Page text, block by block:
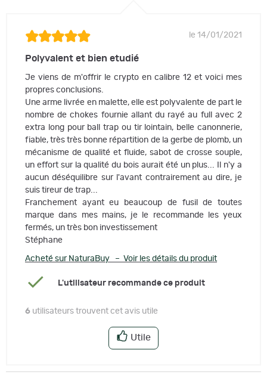
le 14/01/2021
Polyvalent et bien etudié
Je viens de m'offrir le crypto en calibre 12 et voici mes
propres conclusions.
Une arme livrée en malette, elle est polyvalente de part le
nombre de chokes fournie allant du rayé au full avec 2
extra long pour ball trap ou tir lointain, belle canonnerie,
fiable, très très bonne répartition de la gerbe de plomb, un
mécanisme de qualité et fluide, sabot de crosse souple,
un effort sur la qualité du bois aurait été un plus... Il n'y a
aucun déséquilibre sur l'avant contrairement au dire, je
suis tireur de trap...
Franchement ayant eu beaucoup de fusil de toutes
marque dans mes mains, je le recommande les yeux
fermés, un très bon investissement
Stéphane
Acheté sur NaturaBuy – Voir les détails du produit
L'utilisateur recommande ce produit
6 utilisateurs trouvent cet avis utile
Utile